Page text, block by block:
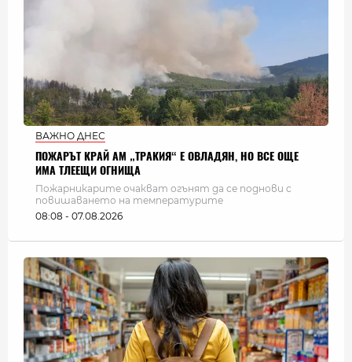
ВАЖНО ДНЕС
ПОЖАРЪТ КРАЙ АМ „ТРАКИЯ“ Е ОВЛАДЯН, НО ВСЕ ОЩЕ
ИМА ТЛЕЕЩИ ОГНИЩА
Пожарникарите очакват огънят да се поднови с
повишаването на температурите
08:08 - 07.08.2026